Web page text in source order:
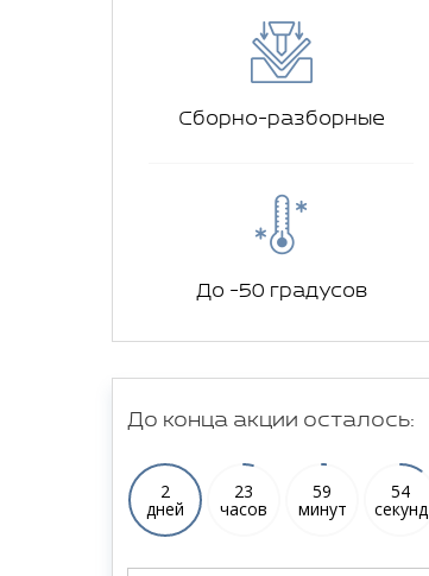
Сборно-разборные
До -50 градусов
До конца акции осталось:
2
дней
23
часов
59
минут
54
секунд